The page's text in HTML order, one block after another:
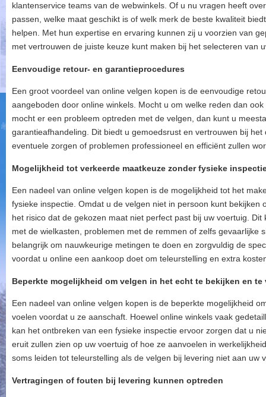
klantenservice teams van de webwinkels. Of u nu vragen heeft
passen, welke maat geschikt is of welk merk de beste kwaliteit
helpen. Met hun expertise en ervaring kunnen zij u voorzien van
met vertrouwen de juiste keuze kunt maken bij het selecteren van
Eenvoudige retour- en garantieprocedures
Een groot voordeel van online velgen kopen is de eenvoudige
aangeboden door online winkels. Mocht u om welke reden dan
mocht er een probleem optreden met de velgen, dan kunt u
garantieafhandeling. Dit biedt u gemoedsrust en vertrouwen bij
eventuele zorgen of problemen professioneel en efficiënt zullen
Mogelijkheid tot verkeerde maatkeuze zonder fysieke
Een nadeel van online velgen kopen is de mogelijkheid tot het
fysieke inspectie. Omdat u de velgen niet in persoon kunt bekijken
het risico dat de gekozen maat niet perfect past bij uw voertuig.
met de wielkasten, problemen met de remmen of zelfs gevaarlijke
belangrijk om nauwkeurige metingen te doen en zorgvuldig de
voordat u online een aankoop doet om teleurstelling en extra
Beperkte mogelijkheid om velgen in het echt te bekijken en te
Een nadeel van online velgen kopen is de beperkte mogelijkheid
voelen voordat u ze aanschaft. Hoewel online winkels vaak
kan het ontbreken van een fysieke inspectie ervoor zorgen dat u
eruit zullen zien op uw voertuig of hoe ze aanvoelen in
soms leiden tot teleurstelling als de velgen bij levering niet aan uw
Vertragingen of fouten bij levering kunnen optreden